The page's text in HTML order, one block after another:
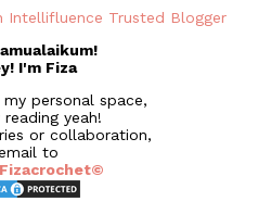
I'm Fiza
personal space,
reading yeah!
or collaboration,
to